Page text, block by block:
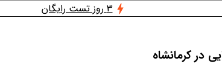
3 روز تست رایگان
در کرمانشاه